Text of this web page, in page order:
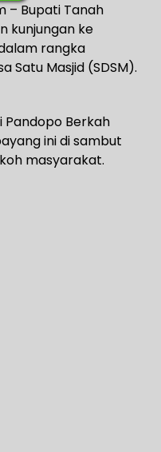
– Bupati Tanah
kunjungan ke
rangka
Satu Masjid (SDSM).
Pandopo Berkah
ini di sambut
masyarakat.